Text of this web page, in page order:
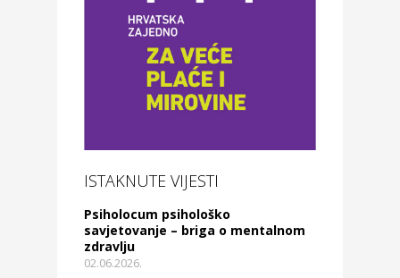
ISTAKNUTE VIJESTI
Psiholocum psihološko
savjetovanje – briga o mentalnom
zdravlju
02.06.2026.